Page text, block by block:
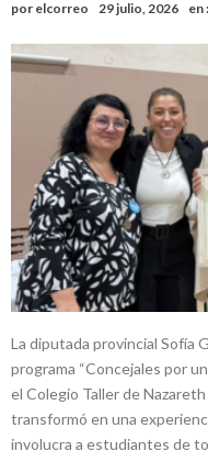
por elcorreo 29 julio, 2026 en :
La diputada provincial Sofía
programa “Concejales por
el Colegio Taller de
transformó en una
involucra a estudiantes de